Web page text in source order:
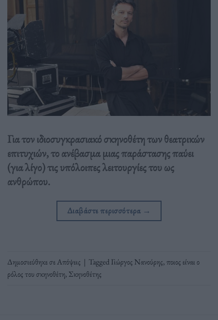
Για τον ιδιοσυγκρασιακό σκηνοθέτη των θεατρικών
επιτυχιών, το ανέβασμα μιας παράστασης παύει
(για λίγο) τις υπόλοιπες λειτουργίες του ως
ανθρώπου.
Διαβάστε περισσότερα →
Δημοσιεύθηκε σεΑπόψεις | TaggedΓιώργος Νανούρης,ποιος είναι ο
ρόλος του σκηνοθέτη, Σκηνοθέτης